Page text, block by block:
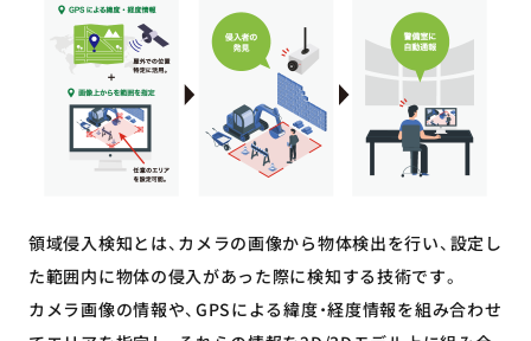
領域侵入検知とは、カメラの画像から物体検出を行い、設定し
た範囲内に物体の侵入があった際に検知する技術です。
カメラ画像の情報や、GPSによる緯度・経度情報を組み合わせ